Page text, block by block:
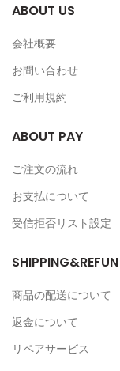
ABOUT US
会社概要
お問い合わせ
ご利用規約
ABOUT PAY
ご注文の流れ
お支払について
受信拒否リスト設定
SHIPPING&REFUN
商品の配送について
返金について
リペアサービス